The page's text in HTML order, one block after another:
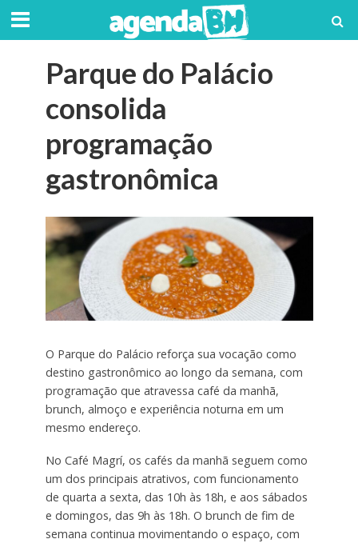
Parque do Palácio
consolida
programação
gastronômica
O Parque do Palácio reforça sua vocação como
destino gastronômico ao longo da semana, com
programação que atravessa café da manhã,
brunch, almoço e experiência noturna em um
mesmo endereço.
No Café Magrí, os cafés da manhã seguem como
um dos principais atrativos, com funcionamento
de quarta a sexta, das 10h às 18h, e aos sábados
e domingos, das 9h às 18h. O brunch de fim de
semana continua movimentando o espaço, com